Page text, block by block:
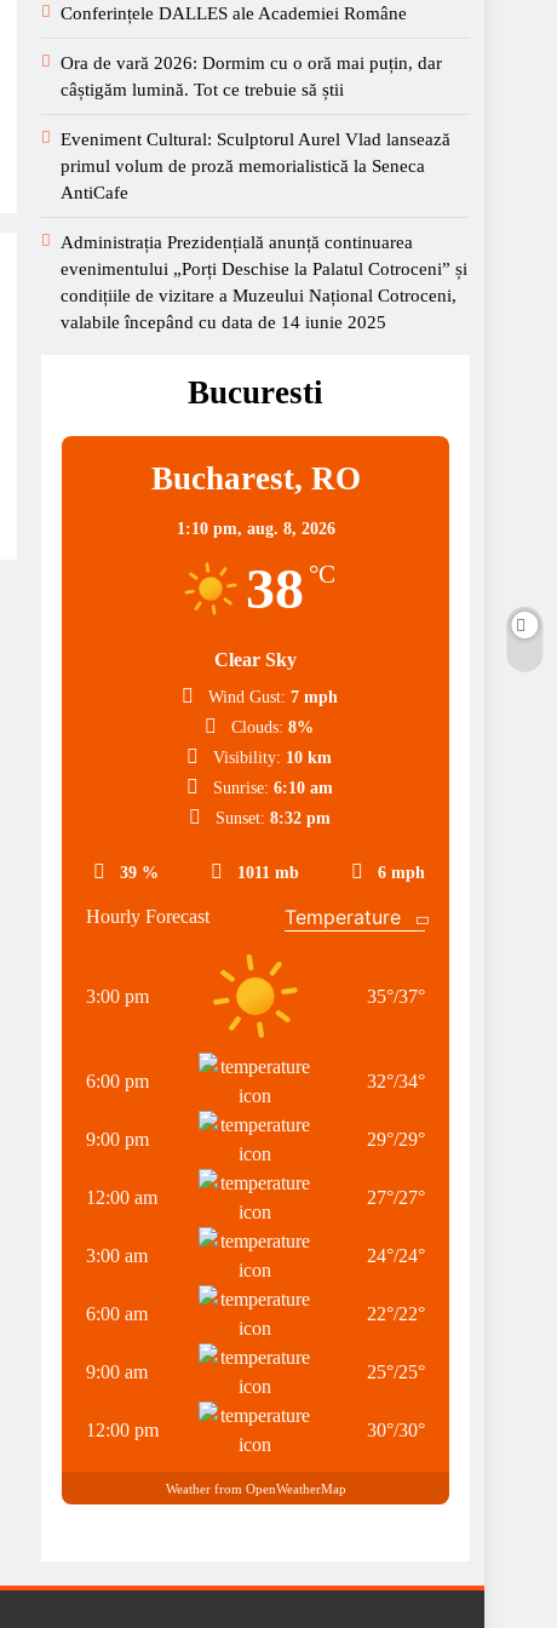
Conferințele DALLES ale Academiei Române
Ora de vară 2026: Dormim cu o oră mai puțin, dar
câștigăm lumină. Tot ce trebuie să știi
Eveniment Cultural: Sculptorul Aurel Vlad lansează
primul volum de proză memorialistică la Seneca
AntiCafe
Administrația Prezidențială anunță continuarea
evenimentului „Porți Deschise la Palatul Cotroceni” și
condițiile de vizitare a Muzeului Național Cotroceni,
valabile începând cu data de 14 iunie 2025
Bucuresti
Bucharest, RO
1:10 pm, aug. 8, 2026
38 °C
Clear Sky
39 % 1011 mb 6 mph
Wind Gust: 7 mph
Clouds: 8%
Visibility: 10 km
Sunrise: 6:10 am
Sunset: 8:32 pm
Hourly Forecast
3:00 pm 35°/37°
6:00 pm 32°/34°
9:00 pm 29°/29°
12:00 am 27°/27°
3:00 am 24°/24°
6:00 am 22°/22°
9:00 am 25°/25°
12:00 pm 30°/30°
Weather from OpenWeatherMap